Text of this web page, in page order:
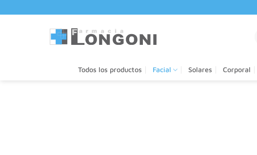
al
Todos los productos Facial Solares Corporal